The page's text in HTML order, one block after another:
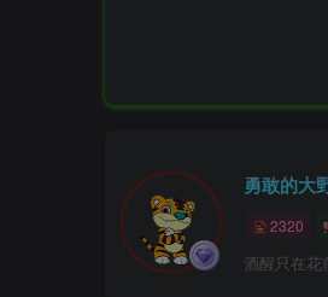
勇敢的大
2320
酒醒只在花